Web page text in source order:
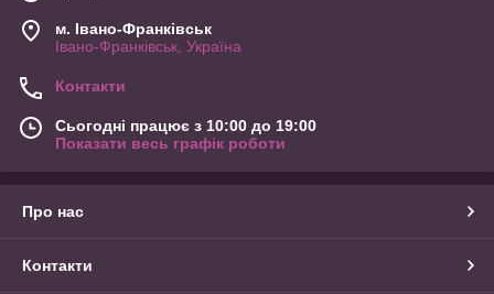
м. Івано-Франківськ
Івано-Франківськ, Україна
Контакти
Сьогодні працює з 10:00 до 19:00
Показати весь графік роботи
Про нас
Контакти